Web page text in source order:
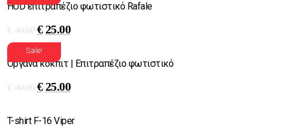
HUD επιτραπέζιο φωτιστικό Rafale
€ 40.00 € 25.00
Sale!
Oργανα κόκπιτ | Eπιτραπέζιο φωτιστικό
€ 40.00 € 25.00
T-shirt F-16 Viper